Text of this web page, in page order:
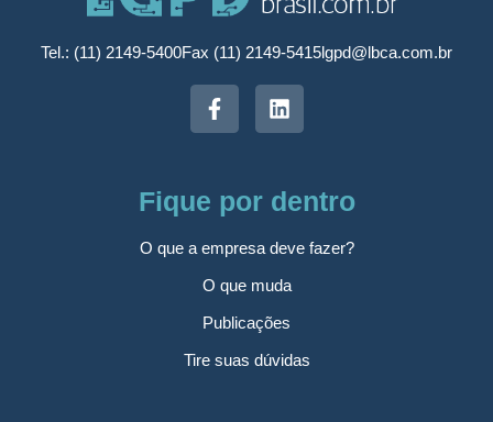
Tel.: (11) 2149-5400Fax (11) 2149-5415lgpd@lbca.com.br
Fique por dentro
O que a empresa deve fazer?
O que muda
Publicações
Tire suas dúvidas